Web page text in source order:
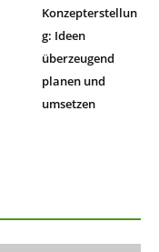
Konzepterstellun
g: Ideen
überzeugend
planen und
umsetzen